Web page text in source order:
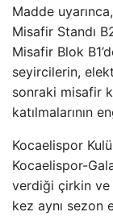
Madde
Misafir Standı
Misafir Blok
seyircilerin,
sonraki misafir
katılmalarının
Kocaelispor
Kocaelispor-
verdiği çirkin
kez aynı sezon